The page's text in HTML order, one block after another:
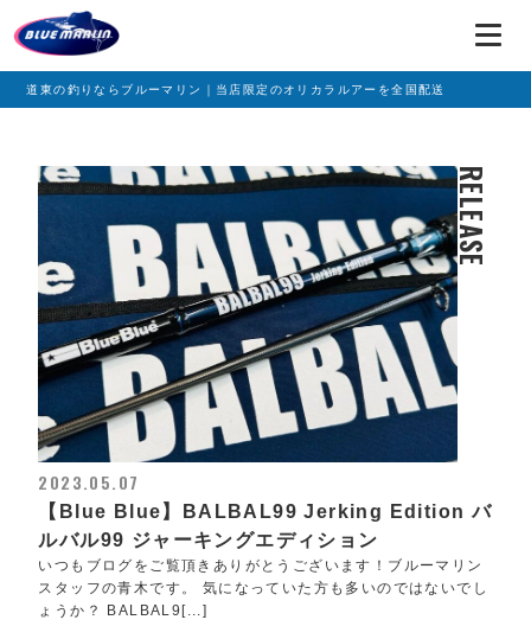
道東の釣りならブルーマリン｜当店限定のオリカラルアーを全国配送
RELEASE
2023.05.07
【Blue Blue】BALBAL99 Jerking Edition バ
ルバル99 ジャーキングエディション
いつもブログをご覧頂きありがとうございます！ブルーマリン
スタッフの青木です。 気になっていた方も多いのではないでし
ょうか？ BALBAL9[...]